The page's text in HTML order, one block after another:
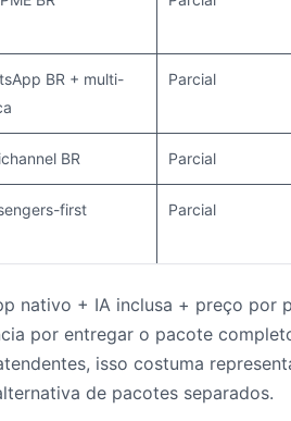
BR + multi-
Parcial
BR Parcial
first Parcial
nativo + IA inclusa + preço por
por entregar o pacote
isso costuma
de pacotes separados.